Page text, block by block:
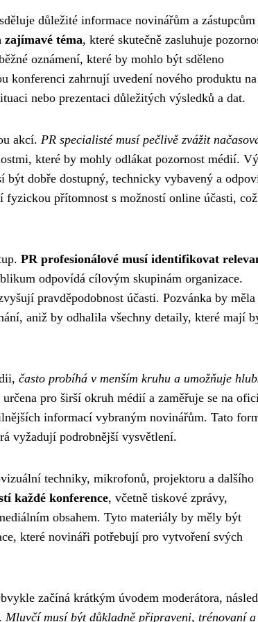
důležité informace novinářům a zástupcům
zajímavé téma, které skutečně zasluhuje
oznámení, které by mohlo být sděleno
konferenci zahrnují uvedení nového produktu
nebo prezentaci důležitých výsledků a dat.
akcí. PR specialisté musí pečlivě zvážit
které by mohly odlákat pozornost médií.
dobře dostupný, technicky vybavený a
přítomnost s možností online účasti, což
PR profesionálové musí identifikovat
odpovídá cílovým skupinám organizace.
pravděpodobnost účasti. Pozvánka by měla
aniž by odhalila všechny detaily, které mají
často probíhá v menším kruhu a umožňuje
pro širší okruh médií a zaměřuje se na
informací vybraným novinářům. Tato
vyžadují podrobnější vysvětlení.
techniky, mikrofonů, projektoru a dalšího
každé konference, včetně tiskové zprávy,
obsahem. Tyto materiály by měly být
které novináři potřebují pro vytvoření svých
začíná krátkým úvodem moderátora,
Mluvčí musí být důkladně připraveni, trénovaní a